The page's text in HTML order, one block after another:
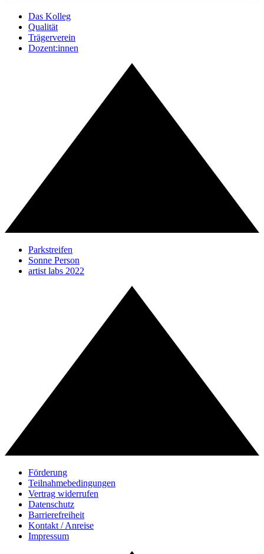
Das Kolleg
Qualität
Trägerverein
Dozent:innen
Parkstreifen
Sonne Person
artist labs 2022
Förderung
Teilnahmebedingungen
Vertrag widerrufen
Datenschutz
Barrierefreiheit
Kontakt / Anreise
Impressum